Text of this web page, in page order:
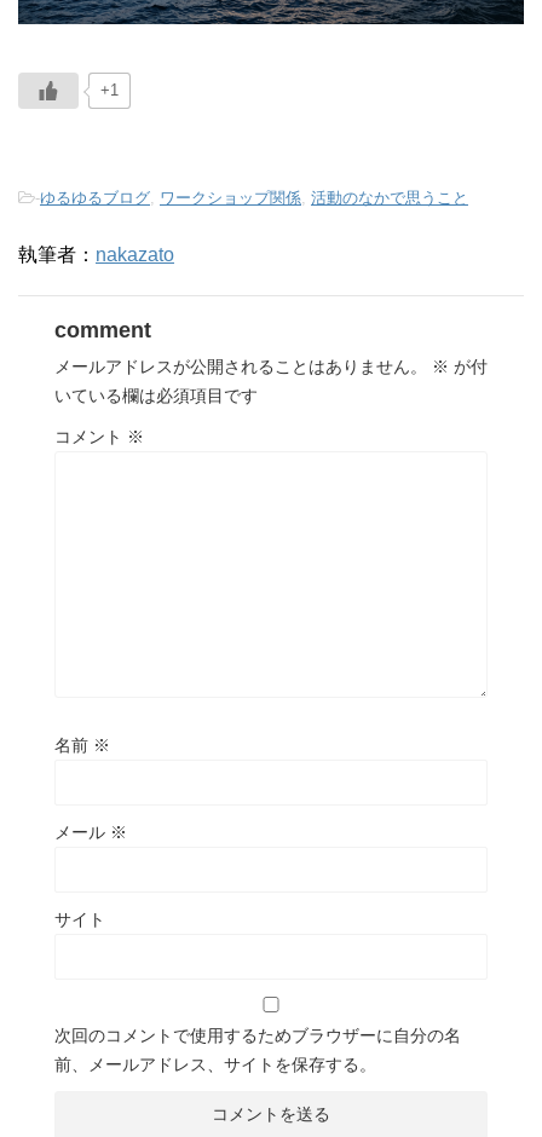
+1
-ゆるゆるブログ, ワークショップ関係, 活動のなかで思うこと
執筆者： nakazato
comment
メールアドレスが公開されることはありません。 ※ が付
いている欄は必須項目です
コメント ※
名前 ※
メール ※
サイト
次回のコメントで使用するためブラウザーに自分の名
前、メールアドレス、サイトを保存する。